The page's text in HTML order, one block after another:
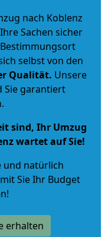
nach Koblenz
Sachen sicher
selbst von den
Qualität. Unsere
Sie garantiert
sind, Ihr Umzug
wartet auf Sie!
und natürlich
Sie Ihr Budget
erhalten